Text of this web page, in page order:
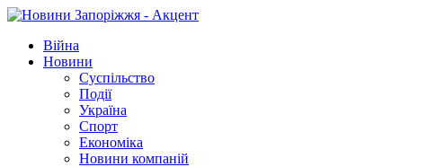
Війна
Новини
Суспільство
Події
Україна
Спорт
Економіка
Новини компаній